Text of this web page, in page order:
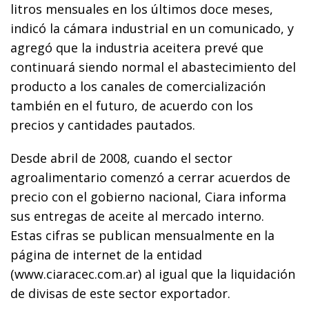
litros mensuales en los últimos doce meses,
indicó la cámara industrial en un comunicado, y
agregó que la industria aceitera prevé que
continuará siendo normal el abastecimiento del
producto a los canales de comercialización
también en el futuro, de acuerdo con los
precios y cantidades pautados.
Desde abril de 2008, cuando el sector
agroalimentario comenzó a cerrar acuerdos de
precio con el gobierno nacional, Ciara informa
sus entregas de aceite al mercado interno.
Estas cifras se publican mensualmente en la
página de internet de la entidad
(www.ciaracec.com.ar) al igual que la liquidación
de divisas de este sector exportador.